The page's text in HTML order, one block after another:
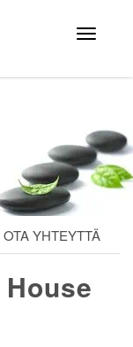
Avaa
valikko
OTA YHTEYTTÄ